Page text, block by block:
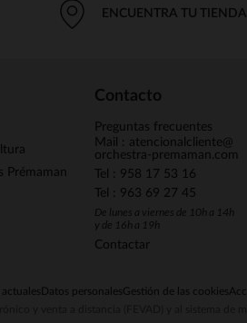
ENCUENTRA TU TIENDA
Prémaman
Contacto
Preguntas frecuentes
Mail : atencionalcliente@
orchestra-premaman.com
Tel : 958 17 53 16
Tel : 963 69 27 45
De lunes a viernes de 10h a 14h
y de 16h a 19h
Contactar
Datos personalesGestión de las cookies